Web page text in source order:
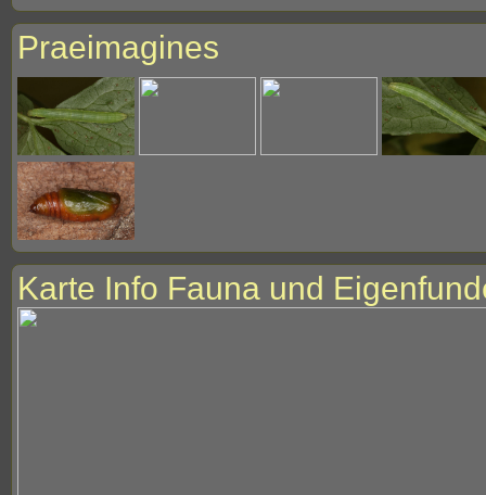
Praeimagines
Karte Info Fauna und